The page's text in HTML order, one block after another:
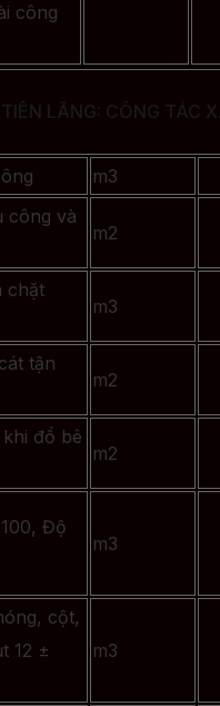
công
LÃNG: CÔNG TÁC
m3
công và
m2
chặt
m3
tận
m2
đổ bê
m2
Độ
m3
cột,
12 ±
m3